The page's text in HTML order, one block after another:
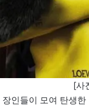
[사
인들이 모여 탄생